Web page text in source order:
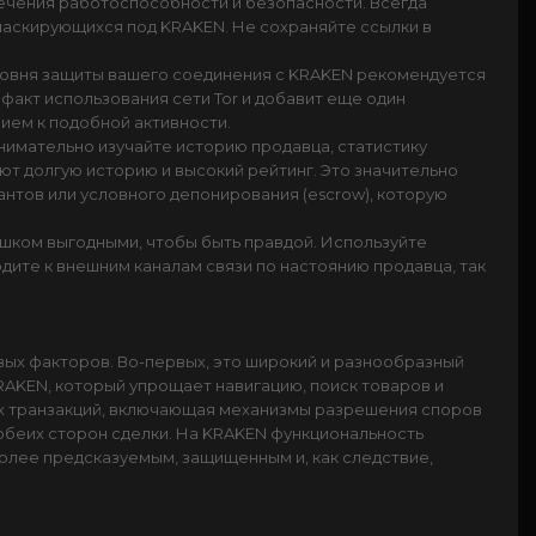
под KRAKEN. Не сохраняйте ссылки в
защиты вашего соединения с KRAKEN рекомендуется
использования сети Tor и добавит еще один
к подобной активности.
изучайте историю продавца, статистику
долгую историю и высокий рейтинг. Это значительно
или условного депонирования (escrow), которую
выгодными, чтобы быть правдой. Используйте
к внешним каналам связи по настоянию продавца, так
факторов. Во-первых, это широкий и разнообразный
который упрощает навигацию, поиск товаров и
транзакций, включающая механизмы разрешения споров
сторон сделки. На KRAKEN функциональность
предсказуемым, защищенным и, как следствие,